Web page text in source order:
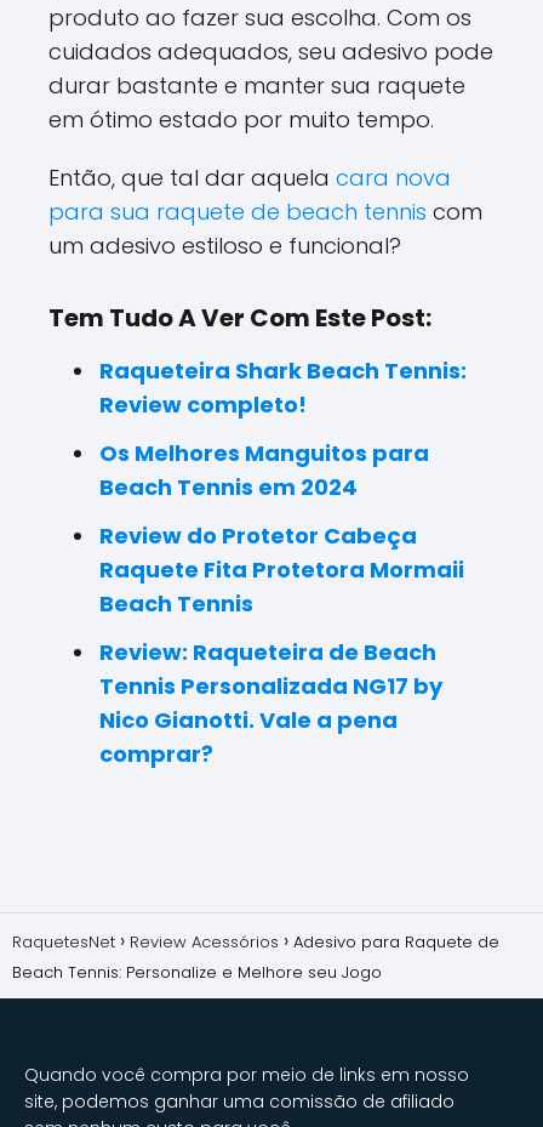
produto ao fazer sua escolha. Com os
cuidados adequados, seu adesivo pode
durar bastante e manter sua raquete
em ótimo estado por muito tempo.
Então, que tal dar aquela cara nova
para sua raquete de beach tennis com
um adesivo estiloso e funcional?
Tem Tudo A Ver Com Este Post:
Raqueteira Shark Beach Tennis:
Review completo!
Os Melhores Manguitos para
Beach Tennis em 2024
Review do Protetor Cabeça
Raquete Fita Protetora Mormaii
Beach Tennis
Review: Raqueteira de Beach
Tennis Personalizada NG17 by
Nico Gianotti. Vale a pena
comprar?
RaquetesNet Review Acessórios
Adesivo para Raquete de
Beach Tennis: Personalize e Melhore seu Jogo
Quando você compra por meio de links em nosso
site, podemos ganhar uma comissão de afiliado